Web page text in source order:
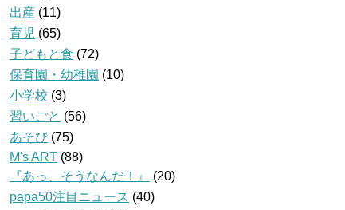
出産 (11)
育児 (65)
子どもと食 (72)
保育園・幼稚園 (10)
小学校 (3)
習いごと (56)
あそび(75)
M's ART (88)
『あっ、そうなんだ！』
(20)
papa50注目ニュース (40)